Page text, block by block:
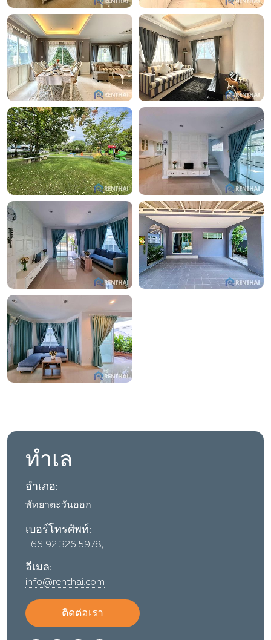
ทำเล
อำเภอ:
พัทยาตะวันออก
เบอร์โทรศัพท์:
+66 92 326 5978,
อีเมล:
info@renthai.com
ติดต่อเรา